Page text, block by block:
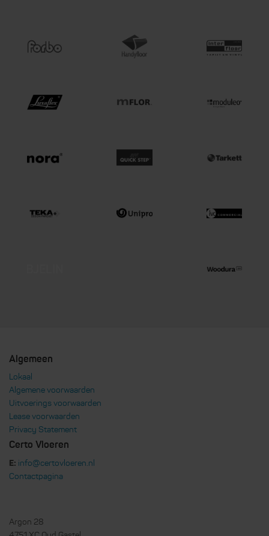
Algemeen
Lokaal
Algemene voorwaarden
Uitvoerings voorwaarden
Lease voorwaarden
Privacy Statement
Certo Vloeren
E: info@certovloeren.nl
Contactpagina
Argon 28